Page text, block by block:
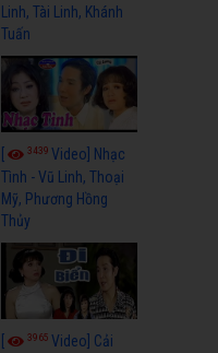
Linh, Tài Linh, Khánh
Tuấn
3439Video] Nhạc
Tình - Vũ Linh, Thoại
Mỹ, Phương Hồng
Thủy
3965Video] Cải